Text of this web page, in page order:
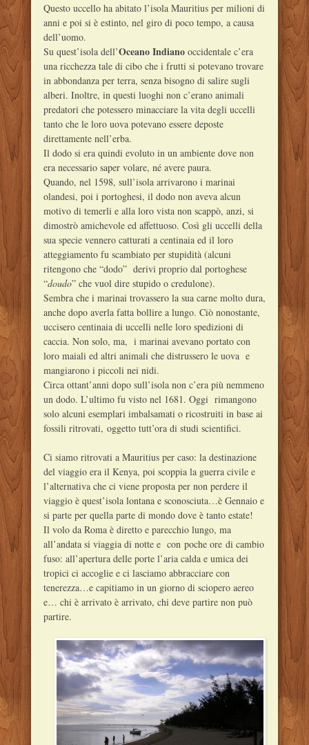
Questo uccello ha abitato l’isola Mauritius per milioni di
anni e poi si è estinto, nel giro di poco tempo, a causa
dell’uomo.
Su quest’isola dell’Oceano Indianooccidentale c’era
una ricchezza tale di cibo che i frutti si potevano trovare
in abbondanza per terra, senza bisogno di salire sugli
alberi. Inoltre, in questi luoghi non c’erano animali
predatori che potessero minacciare la vita degli uccelli
tanto che le loro uova potevano essere deposte
direttamente nell’erba.
Il dodo si era quindi evoluto in un ambiente dove non
era necessario saper volare, né avere paura.
Quando, nel 1598, sull’isola arrivarono i marinai
olandesi, poi i portoghesi, il dodo non aveva alcun
motivo di temerli e alla loro vista non scappò, anzi, si
dimostrò amichevole ed affettuoso. Così gli uccelli della
sua specie vennero catturati a centinaia ed il loro
atteggiamento fu scambiato per stupidità (alcuni
ritengono che “dodo” derivi proprio dal portoghese
“doudo” che vuol dire stupido o credulone).
Sembra che i marinai trovassero la sua carne molto dura,
anche dopo averla fatta bollire a lungo. Ciò nonostante,
uccisero centinaia di uccelli nelle loro spedizioni di
caccia. Non solo, ma, i marinai avevano portato con
loro maiali ed altri animali che distrussero le uova e
mangiarono i piccoli nei nidi.
Circa ottant’anni dopo sull’isola non c’era più nemmeno
un dodo. L’ultimo fu visto nel 1681. Oggi rimangono
solo alcuni esemplari imbalsamati o ricostruiti in base ai
fossili ritrovati, oggetto tutt’ora di studi scientifici.
Ci siamo ritrovati a Mauritius per caso: la destinazione
del viaggio era il Kenya, poi scoppia la guerra civile e
l’alternativa che ci viene proposta per non perdere il
viaggio è quest’isola lontana e sconosciuta…è Gennaio e
si parte per quella parte di mondo dove è tanto estate!
Il volo da Roma è diretto e parecchio lungo, ma
all’andata si viaggia di notte e con poche ore di cambio
fuso: all’apertura delle porte l’aria calda e umica dei
tropici ci accoglie e ci lasciamo abbracciare con
tenerezza…e capitiamo in un giorno di sciopero aereo
e… chi è arrivato è arrivato, chi deve partire non può
partire.